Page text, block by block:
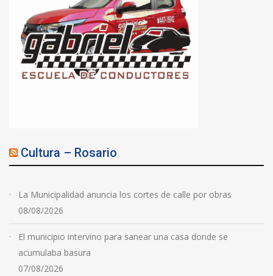
Cultura – Rosario
La Municipalidad anuncia los cortes de calle por obras
08/08/2026
El municipio intervino para sanear una casa donde se
acumulaba basura
07/08/2026